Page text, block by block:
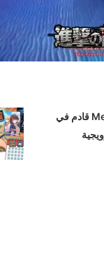
أنمي Mechanical Marie قادم في